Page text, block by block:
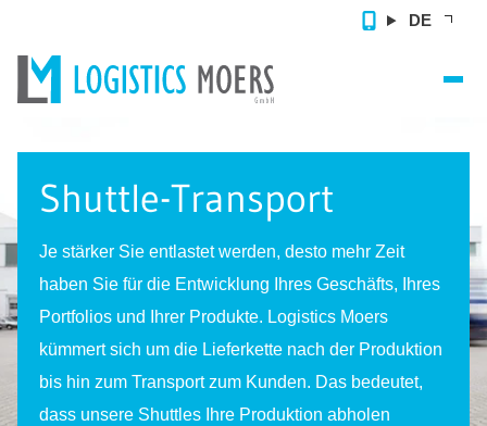
DE
Vertragslogistik
Zusatzleistungen
Referenzen
Über uns
Kontakt
Shuttle-Transport
Je stärker Sie entlastet werden, desto mehr Zeit
haben Sie für die Entwicklung Ihres Geschäfts, Ihres
Portfolios und Ihrer Produkte. Logistics Moers
kümmert sich um die Lieferkette nach der Produktion
bis hin zum Transport zum Kunden. Das bedeutet,
dass unsere Shuttles Ihre Produktion abholen